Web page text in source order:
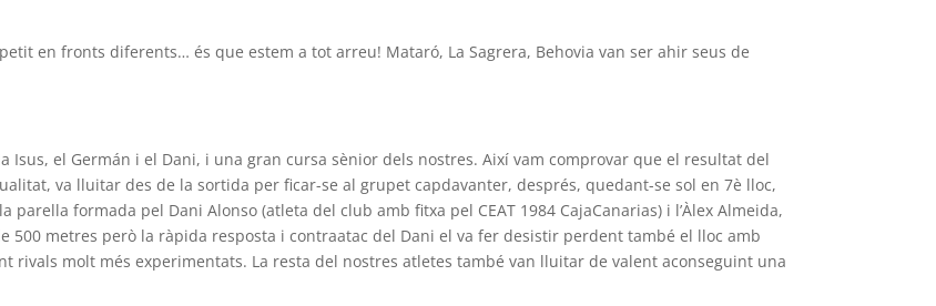
en fronts diferents… és que estem a tot arreu! Mataró, La Sagrera, Behovia van ser ahir seus de
Isus, el Germán i el Dani, i una gran cursa sènior dels nostres. Així vam comprovar que el resultat del
va lluitar des de la sortida per ficar-se al grupet capdavanter, després, quedant-se sol en 7è lloc,
formada pel Dani Alonso (atleta del club amb fitxa pel CEAT 1984 CajaCanarias) i l’Àlex Almeida,
500 metres però la ràpida resposta i contraatac del Dani el va fer desistir perdent també el lloc amb
rivals molt més experimentats. La resta del nostres atletes també van lluitar de valent aconseguint una